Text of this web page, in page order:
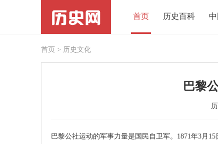
首页 历史百科
首页 > 历史文化
巴黎
巴黎公社运动的军事力量是国民自卫军。1871年3月